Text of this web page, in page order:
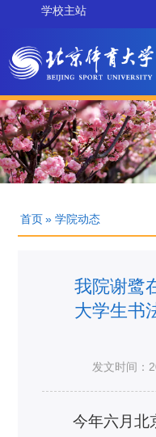
学校主站
首页 » 学院动态
我院谢鹭
大学生书
发文时间：
今年六月北